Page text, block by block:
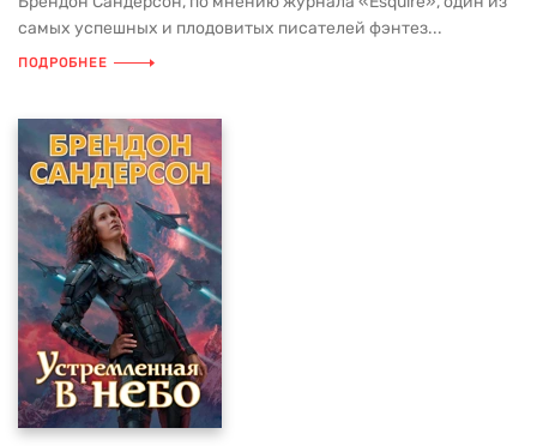
самых успешных и плодовитых писателей фэнтез...
ПОДРОБНЕЕ